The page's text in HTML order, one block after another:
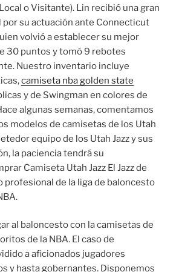
o Visitante). Lin recibió una gran
por su actuación ante Connecticut
volvió a establecer su mejor
30 puntos y tomó 9 rebotes
Nuestro inventario incluye
camiseta nba golden state
y de Swingman en colores de
algunas semanas, comentamos
modelos de camisetas de los Utah
equipo de los Utah Jazz y sus
la paciencia tendrá su
Camiseta Utah Jazz El Jazz de
profesional de la liga de baloncesto
al baloncesto con la camisetas de
de la NBA. El caso de
a aficionados jugadores
y hasta gobernantes. Disponemos